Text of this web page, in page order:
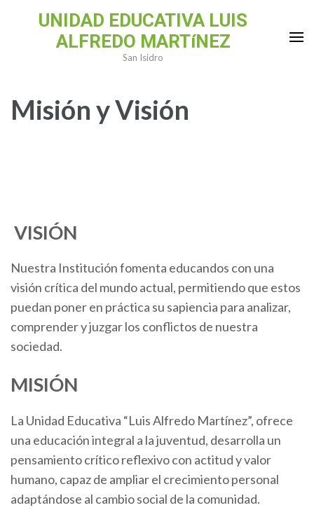
tecla
UNIDAD EDUCATIVA LUIS
ALFREDO MARTíNEZ
San Isidro
Misión y Visión
VISIÓN
Nuestra Institución fomenta educandos con una
visión crítica del mundo actual, permitiendo que estos
puedan poner en práctica su sapiencia para analizar,
comprender y juzgar los conflictos de nuestra
sociedad.
MISIÓN
La Unidad Educativa “Luis Alfredo Martínez”, ofrece
una educación integral a la juventud, desarrolla un
pensamiento crítico reflexivo con actitud y valor
humano, capaz de ampliar el crecimiento personal
adaptándose al cambio social de la comunidad.